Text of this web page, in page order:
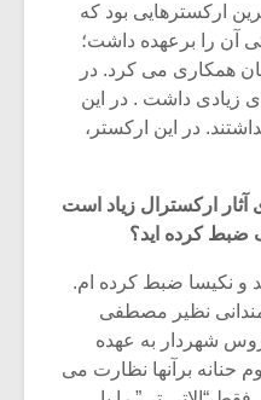
ارکسترهایی بود که
آن را برعهده داشت؛
همکاری می کرد. در
زیادی داشت . در این
در این ارکستر،
ارکسترال زیاد است
ضبط کرده اید؟
باربد و نکیسا ضبط کرده ام.
نظیر مصطفی
شهردار به عهده
حنانه برآنها نظارت می